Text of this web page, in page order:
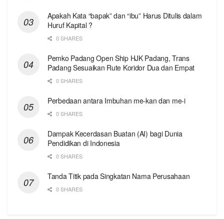
Apakah Kata “bapak” dan “ibu” Harus Ditulis dalam
Huruf Kapital ?
0 SHARES
Pemko Padang Open Ship HJK Padang, Trans
Padang Sesuaikan Rute Koridor Dua dan Empat
0 SHARES
Perbedaan antara Imbuhan me-kan dan me-i
0 SHARES
Dampak Kecerdasan Buatan (AI) bagi Dunia
Pendidikan di Indonesia
0 SHARES
Tanda Titik pada Singkatan Nama Perusahaan
0 SHARES